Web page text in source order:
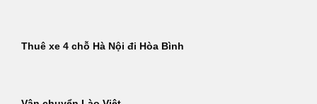
Thuê xe 4 chỗ Hà Nội đi Hòa Bình